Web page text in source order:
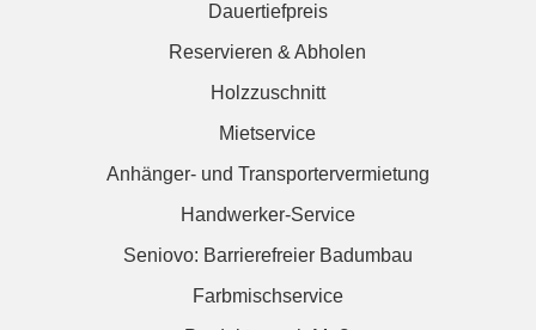
Dauertiefpreis
Reservieren & Abholen
Holzzuschnitt
Mietservice
Anhänger- und Transportervermietung
Handwerker-Service
Seniovo: Barrierefreier Badumbau
Farbmischservice